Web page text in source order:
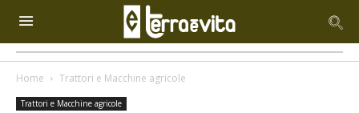
Home Trattori e Macchine agricole
Trattori e Macchine agricole